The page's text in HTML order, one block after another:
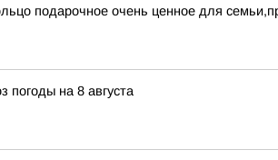
подарочное очень ценное для
на 8 августа